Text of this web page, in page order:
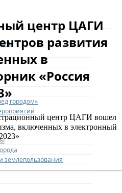
городом»
землепользования
центр ЦАГИ
развития
в
«Россия
центр ЦАГИ вошел
включенных в электронный